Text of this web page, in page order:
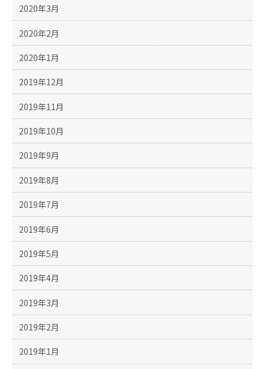
2020年3月
2020年2月
2020年1月
2019年12月
2019年11月
2019年10月
2019年9月
2019年8月
2019年7月
2019年6月
2019年5月
2019年4月
2019年3月
2019年2月
2019年1月